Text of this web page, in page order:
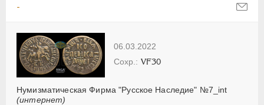
-
06.03.2022
Нумизматическая Фирма "Русское Наследие" №7_int
(интернет)
VF30